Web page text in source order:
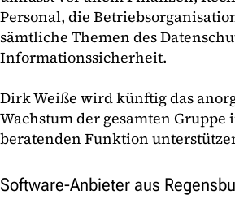
Personal, die
sämtliche Themen des
Informationssicherheit.
Dirk Weiße wird künftig das
Wachstum der gesamten Gruppe
beratenden Funktion
Software-Anbieter aus